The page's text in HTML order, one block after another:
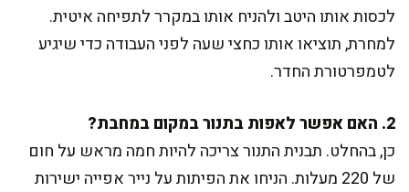
לכסות אותו היטב ולהניח אותו במקרר לתפיחה איטית.
למחרת, תוציאו אותו כחצי שעה לפני העבודה כדי שיגיע
לטמפרטורת החדר.
2. האם אפשר לאפות בתנור במקום במחבת?
כן, בהחלט. תבנית התנור צריכה להיות חמה מראש על חום
של 220 מעלות. הניחו את הפיתות על נייר אפייה ישירות